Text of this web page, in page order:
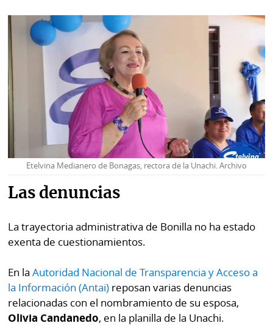
Etelvina Medianero de Bonagas, rectora de la Unachi. Archivo
Las denuncias
La trayectoria administrativa de Bonilla no ha estado
exenta de cuestionamientos.
En la Autoridad Nacional de Transparencia y Acceso a
la Información (Antai) reposan varias denuncias
relacionadas con el nombramiento de su esposa,
Olivia Candanedo, en la planilla de la Unachi.